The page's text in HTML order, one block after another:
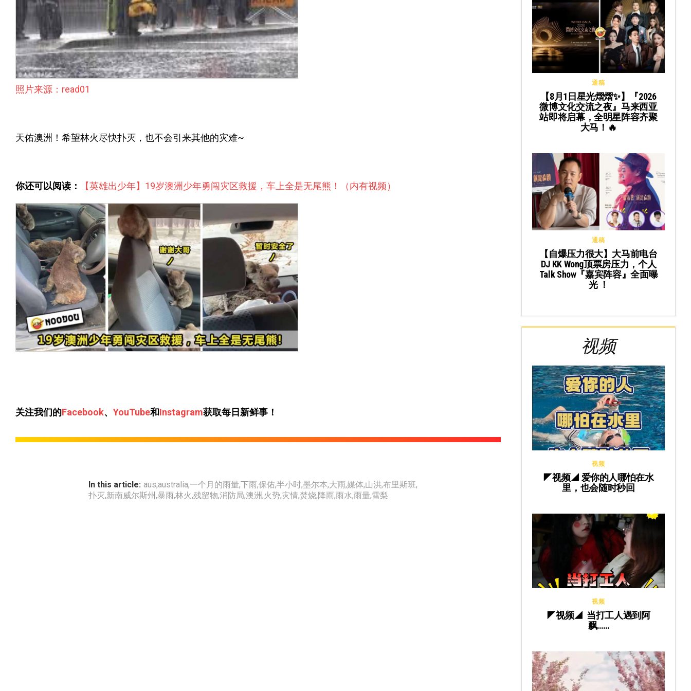
照片来源：read01
天佑澳洲！希望林火尽快扑灭，也不会引来其他的灾难~
你还可以阅读： 【英雄出少年】19岁澳洲少年勇闯灾区救援，车上全是无尾熊！（内有视频）
关注我们的Facebook、 YouTube和Instagram获取每日新鲜事！
In this article: aus,australia,一个月的雨量,下雨,保佑,半小时,墨尔本,大雨,媒体,山洪,布里斯班,
扑灭,新南威尔斯州 ,暴雨,林火,残留物,消防局,澳洲,火势,灾情,焚烧,降雨,雨水,雨量,雪梨
通稿
【8月1日星光熠熠✨】『2026
微博文化交流之夜』马来西亚
站即将启幕，全明星阵容齐聚
大马！🔥
通稿
【自爆压力很大】大马前电台
DJ KK Wong顶票房压力，个人
Talk Show『嘉宾阵容』全面曝
光 ！
视频
视频
◤视频◢ 爱你的人哪怕在水
里，也会随时秒回
视频
◤视频◢ 当打工人遇到阿
飘……